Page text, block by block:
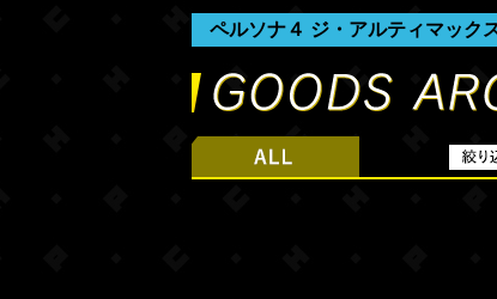
ペルソナ４ ジ・アルティマック